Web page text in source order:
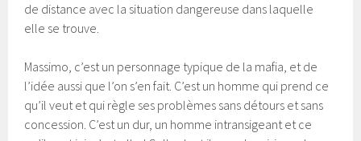
de distance avec la situation dangereuse dans laquelle
elle se trouve.
Massimo, c’est un personnage typique de la mafia, et de
l’idée aussi que l’on s’en fait. C’est un homme qui prend ce
qu’il veut et qui règle ses problèmes sans détours et sans
concession. C’est un dur, un homme intransigeant et ce